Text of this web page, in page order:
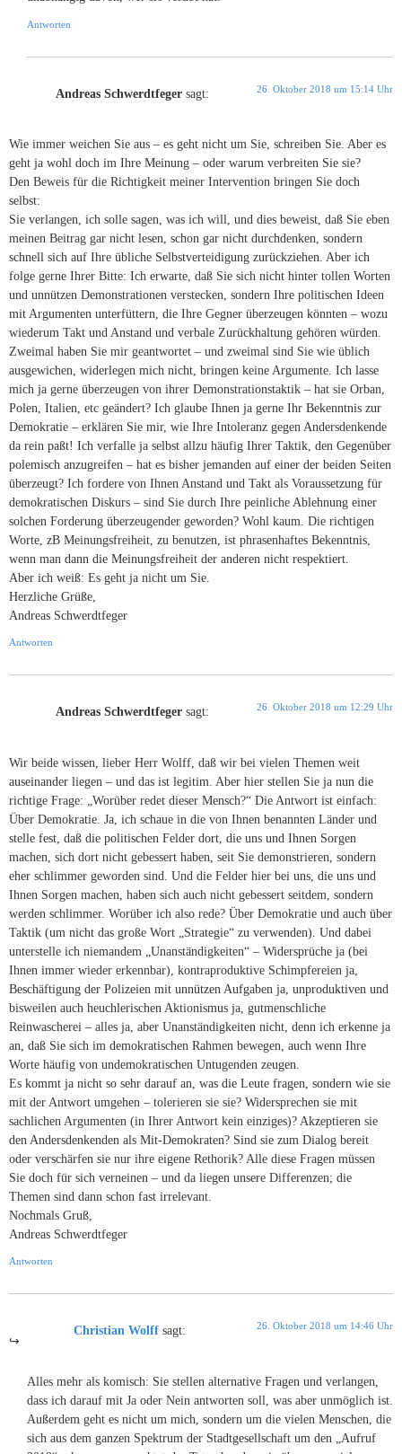
Antworten
Andreas Schwerdtfeger sagt: 26. Oktober 2018 um 15:14 Uhr
Wie immer weichen Sie aus – es geht nicht um Sie, schreiben Sie. Aber es
geht ja wohl doch im Ihre Meinung – oder warum verbreiten Sie sie?
Den Beweis für die Richtigkeit meiner Intervention bringen Sie doch
selbst:
Sie verlangen, ich solle sagen, was ich will, und dies beweist, daß Sie eben
meinen Beitrag gar nicht lesen, schon gar nicht durchdenken, sondern
schnell sich auf Ihre übliche Selbstverteidigung zurückziehen. Aber ich
folge gerne Ihrer Bitte: Ich erwarte, daß Sie sich nicht hinter tollen Worten
und unnützen Demonstrationen verstecken, sondern Ihre politischen Ideen
mit Argumenten unterfüttern, die Ihre Gegner überzeugen könnten – wozu
wiederum Takt und Anstand und verbale Zurückhaltung gehören würden.
Zweimal haben Sie mir geantwortet – und zweimal sind Sie wie üblich
ausgewichen, widerlegen mich nicht, bringen keine Argumente. Ich lasse
mich ja gerne überzeugen von ihrer Demonstrationstaktik – hat sie Orban,
Polen, Italien, etc geändert? Ich glaube Ihnen ja gerne Ihr Bekenntnis zur
Demokratie – erklären Sie mir, wie Ihre Intoleranz gegen Andersdenkende
da rein paßt! Ich verfalle ja selbst allzu häufig Ihrer Taktik, den Gegenüber
polemisch anzugreifen – hat es bisher jemanden auf einer der beiden Seiten
überzeugt? Ich fordere von Ihnen Anstand und Takt als Voraussetzung für
demokratischen Diskurs – sind Sie durch Ihre peinliche Ablehnung einer
solchen Forderung überzeugender geworden? Wohl kaum. Die richtigen
Worte, zB Meinungsfreiheit, zu benutzen, ist phrasenhaftes Bekenntnis,
wenn man dann die Meinungsfreiheit der anderen nicht respektiert.
Aber ich weiß: Es geht ja nicht um Sie.
Herzliche Grüße,
Andreas Schwerdtfeger
Antworten
Andreas Schwerdtfeger sagt: 26. Oktober 2018 um 12:29 Uhr
Wir beide wissen, lieber Herr Wolff, daß wir bei vielen Themen weit
auseinander liegen – und das ist legitim. Aber hier stellen Sie ja nun die
richtige Frage: „Worüber redet dieser Mensch?“ Die Antwort ist einfach:
Über Demokratie. Ja, ich schaue in die von Ihnen benannten Länder und
stelle fest, daß die politischen Felder dort, die uns und Ihnen Sorgen
machen, sich dort nicht gebessert haben, seit Sie demonstrieren, sondern
eher schlimmer geworden sind. Und die Felder hier bei uns, die uns und
Ihnen Sorgen machen, haben sich auch nicht gebessert seitdem, sondern
werden schlimmer. Worüber ich also rede? Über Demokratie und auch über
Taktik (um nicht das große Wort „Strategie“ zu verwenden). Und dabei
unterstelle ich niemandem „Unanständigkeiten“ – Widersprüche ja (bei
Ihnen immer wieder erkennbar), kontraproduktive Schimpfereien ja,
Beschäftigung der Polizeien mit unnützen Aufgaben ja, unproduktiven und
bisweilen auch heuchlerischen Aktionismus ja, gutmenschliche
Reinwascherei – alles ja, aber Unanständigkeiten nicht, denn ich erkenne ja
an, daß Sie sich im demokratischen Rahmen bewegen, auch wenn Ihre
Worte häufig von undemokratischen Untugenden zeugen.
Es kommt ja nicht so sehr darauf an, was die Leute fragen, sondern wie sie
mit der Antwort umgehen – tolerieren sie sie? Widersprechen sie mit
sachlichen Argumenten (in Ihrer Antwort kein einziges)? Akzeptieren sie
den Andersdenkenden als Mit-Demokraten? Sind sie zum Dialog bereit
oder verschärfen sie nur ihre eigene Rethorik? Alle diese Fragen müssen
Sie doch für sich verneinen – und da liegen unsere Differenzen; die
Themen sind dann schon fast irrelevant.
Nochmals Gruß,
Andreas Schwerdtfeger
Antworten
Christian Wolff sagt: 26. Oktober 2018 um 14:46 Uhr
Alles mehr als komisch: Sie stellen alternative Fragen und verlangen,
dass ich darauf mit Ja oder Nein antworten soll, was aber unmöglich ist.
Außerdem geht es nicht um mich, sondern um die vielen Menschen, die
sich aus dem ganzen Spektrum der Stadtgesellschaft um den „Aufruf